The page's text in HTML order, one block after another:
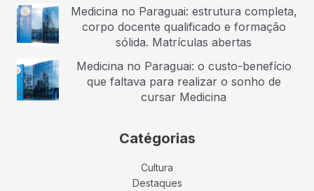
Medicina no Paraguai: estrutura completa,
corpo docente qualificado e formação
sólida. Matrículas abertas
Medicina no Paraguai: o custo-benefício
que faltava para realizar o sonho de
cursar Medicina
Catégorias
Cultura
Destaques